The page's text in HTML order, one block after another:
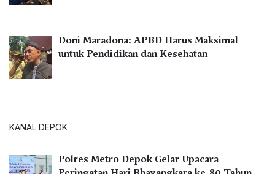
Doni Maradona: APBD Harus Maksimal
untuk Pendidikan dan Kesehatan
KANAL DEPOK
Polres Metro Depok Gelar Upacara